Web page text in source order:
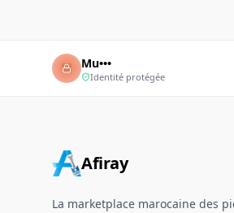
Mu•••
Identité protégée
Afiray
La marketplace marocaine des